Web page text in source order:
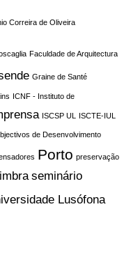
Correira de Oliveira
Faculdade de Arquitectura
Graine de Santé
ICNF - Instituto de
ISCSP UL ISCTE-IUL
de Desenvolvimento
Porto preservação
seminário
Lusófona